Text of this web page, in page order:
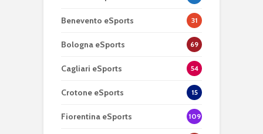
Benevento eSports 31
Bologna eSports 69
Cagliari eSports 54
Crotone eSports 15
Fiorentina eSports 109